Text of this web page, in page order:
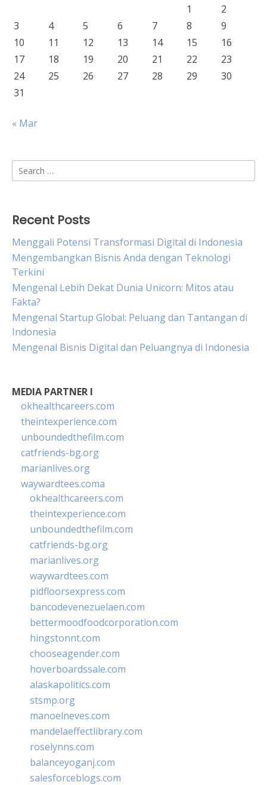
1
2
3
4 5 6 7 8
9
10
11 12 13 14 15
16
17
18 19 20 21 22
23
24
25 26 27 28 29
30
31
« Mar
Search
for:
Recent Posts
Menggali Potensi Transformasi Digital di Indonesia
Mengembangkan Bisnis Anda dengan Teknologi
Terkini
Mengenal Lebih Dekat Dunia Unicorn: Mitos atau
Fakta?
Mengenal Startup Global: Peluang dan Tantangan di
Indonesia
Mengenal Bisnis Digital dan Peluangnya di Indonesia
MEDIA PARTNER I
okhealthcareers.com
theintexperience.com
unboundedthefilm.com
catfriends-bg.org
marianlives.org
waywardtees.coma
okhealthcareers.com
theintexperience.com
unboundedthefilm.com
catfriends-bg.org
marianlives.org
waywardtees.com
pidfloorsexpress.com
bancodevenezuelaen.com
bettermoodfoodcorporation.com
hingstonnt.com
chooseagender.com
hoverboardssale.com
alaskapolitics.com
stsmp.org
manoelneves.com
mandelaeffectlibrary.com
roselynns.com
balanceyoganj.com
salesforceblogs.com